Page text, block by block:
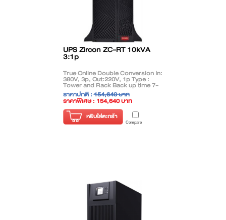
UPS Zircon ZC-RT 10kVA
3:1p
True Online Double Conversion In:
380V, 3p, Out:220V, 1p Type :
Tower and Rack Back up time 7-
10Mins
ราคาปกติ :154,640 บาท
ราคาพิเศษ : 154,640 บาท
( ราคาไม่รวมภาษี )
หยิบใส่ตะกร้า
Compare